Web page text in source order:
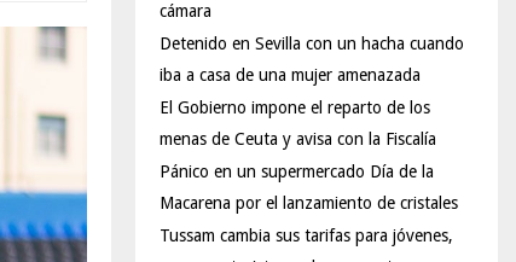
cámara
Detenido en Sevilla con un hacha cuando
iba a casa de una mujer amenazada
El Gobierno impone el reparto de los
menas de Ceuta y avisa con la Fiscalía
Pánico en un supermercado Día de la
Macarena por el lanzamiento de cristales
Tussam cambia sus tarifas para jóvenes,